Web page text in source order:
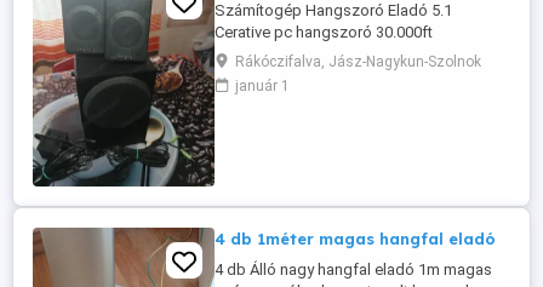
Számítogép Hangszoró Eladó 5.1
Cerative pc hangszoró 30.000ft
Érdeklődni : 0620 4423-610
Rákóczifalva, Jász-Nagykun-Szolnok
január 1
4 db 1méter magas hangfal eladó
4 db Álló nagy hangfal eladó 1m magas